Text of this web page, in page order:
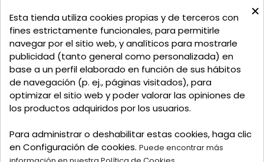
C/ Delgadillo Nº 7 - Local 1 - 45600
Talavera de la Reina - Toledo - (España)
Llamadnos:+34 925 82 02 19 o625 654 791
Email: curtidosytapicerias@gmail.com
Verano:
Mañanas: de 09:00h a 13:30h
Invierno:
Mañanas: de 09:30h a 13:30h
×
Esta tienda utiliza cookies propias y de terceros con
fines estrictamente funcionales, para permitirle
navegar por el sitio web, y analíticos para mostrarle
publicidad (tanto general como personalizada) en
base a un perfil elaborado en función de sus hábitos
de navegación (p. ej., páginas visitados), para
optimizar el sitio web y poder valorar las opiniones de
los productos adquiridos por los usuarios.
Para administrar o deshabilitar estas cookies, haga clic
en Configuración de cookies. Puede encontrar más